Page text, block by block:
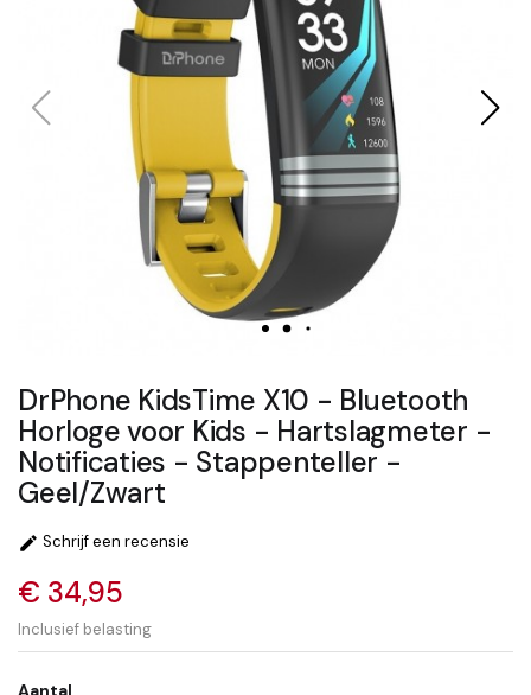
DrPhone KidsTime X10 - Bluetooth
Horloge voor Kids - Hartslagmeter -
Notificaties - Stappenteller -
Geel/Zwart
 Schrijf een recensie
€ 34,95
Inclusief belasting
Aantal